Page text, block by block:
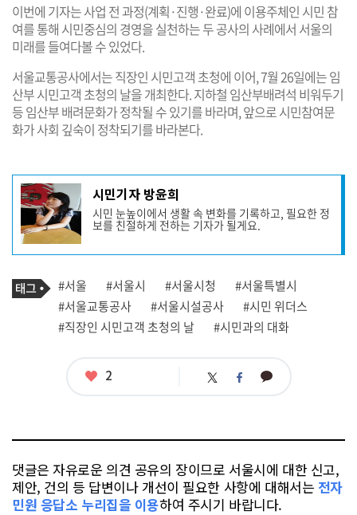
이번에 기자는 사업 전 과정(계획·진행·완료)에 이용주체인 시민 참
여를 통해 시민중심의 경영을 실천하는 두 공사의 사례에서 서울의
미래를 들여다볼 수 있었다.
서울교통공사에서는 직장인 시민고객 초청에 이어, 7월 26일에는 임
산부 시민고객 초청의 날을 개최한다. 지하철 임산부배려석 비워두기
등 임산부 배려문화가 정착될 수 있기를 바라며, 앞으로 시민참여문
화가 사회 깊숙이 정착되기를 바라본다.
기
사
성
자
프
필
시민기자 방윤희
시민 눈높이에서 생활 속 변화를 기록하고, 필요한 정
보를 친절하게 전하는 기자가 될게요.
기
사
관
련
태
태
그
#서울 #서울시 #서울시청
#서울특별시
#서울교통공사
#서울시설공사
#시민 위더스
#직장인 시민고객 초청의 날
#시민과의 대화
좋
2 트 페 카
댓글은 자유로운 의견 공유의 장이므로 서울시에 대한 신고,
제안, 건의 등 답변이나 개선이 필요한 사항에 대해서는 전자
민원 응답소 누리집을 이용하여 주시기 바랍니다.